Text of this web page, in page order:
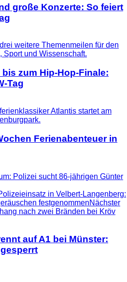
große Konzerte: So feiert
zum Hip-Hop-Finale:
Tag
Ferienabenteuer in
Polizei sucht 86-jährigen Günter
in Velbert-Langenberg:
festgenommenNächster
auf A1 bei Münster: